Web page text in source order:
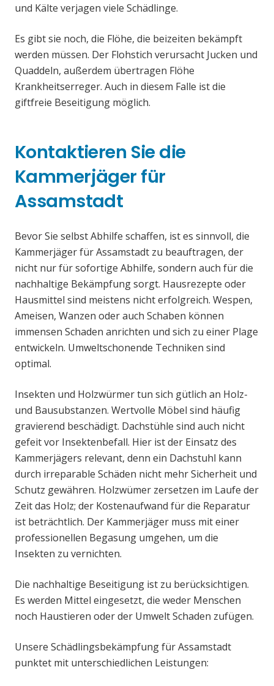
und Kälte verjagen viele Schädlinge.
Es gibt sie noch, die Flöhe, die beizeiten bekämpft
werden müssen. Der Flohstich verursacht Jucken und
Quaddeln, außerdem übertragen Flöhe
Krankheitserreger. Auch in diesem Falle ist die
giftfreie Beseitigung möglich.
Kontaktieren Sie die
Kammerjäger für
Assamstadt
Bevor Sie selbst Abhilfe schaffen, ist es sinnvoll, die
Kammerjäger für Assamstadt zu beauftragen, der
nicht nur für sofortige Abhilfe, sondern auch für die
nachhaltige Bekämpfung sorgt. Hausrezepte oder
Hausmittel sind meistens nicht erfolgreich. Wespen,
Ameisen, Wanzen oder auch Schaben können
immensen Schaden anrichten und sich zu einer Plage
entwickeln. Umweltschonende Techniken sind
optimal.
Insekten und Holzwürmer tun sich gütlich an Holz-
und Bausubstanzen. Wertvolle Möbel sind häufig
gravierend beschädigt. Dachstühle sind auch nicht
gefeit vor Insektenbefall. Hier ist der Einsatz des
Kammerjägers relevant, denn ein Dachstuhl kann
durch irreparable Schäden nicht mehr Sicherheit und
Schutz gewähren. Holzwümer zersetzen im Laufe der
Zeit das Holz; der Kostenaufwand für die Reparatur
ist beträchtlich. Der Kammerjäger muss mit einer
professionellen Begasung umgehen, um die
Insekten zu vernichten.
Die nachhaltige Beseitigung ist zu berücksichtigen.
Es werden Mittel eingesetzt, die weder Menschen
noch Haustieren oder der Umwelt Schaden zufügen.
Unsere Schädlingsbekämpfung für Assamstadt
punktet mit unterschiedlichen Leistungen: